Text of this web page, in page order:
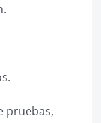
pruebas,